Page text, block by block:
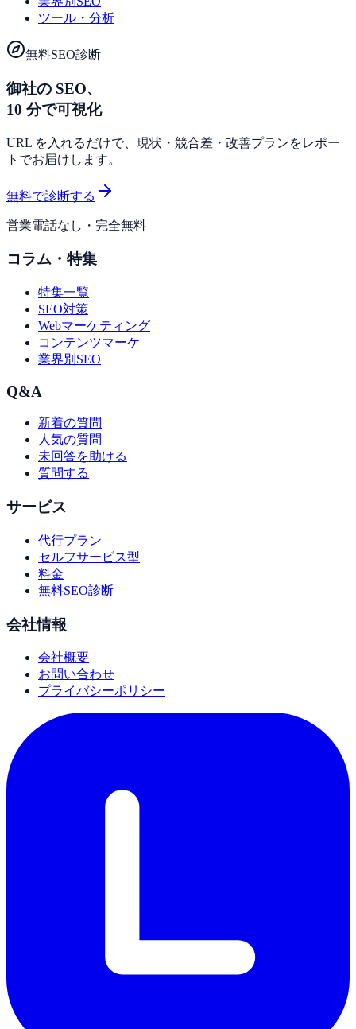
ツール・分析
無料SEO診断
御社の SEO、
10 分で可視化
URL を入れるだけで、現状・競合差・改善プランをレポー
トでお届けします。
無料で診断する
営業電話なし・完全無料
コラム・特集
特集一覧
SEO対策
Webマーケティング
コンテンツマーケ
業界別SEO
Q&A
新着の質問
人気の質問
未回答を助ける
質問する
サービス
代行プラン
セルフサービス型
料金
無料SEO診断
会社情報
会社概要
お問い合わせ
プライバシーポリシー